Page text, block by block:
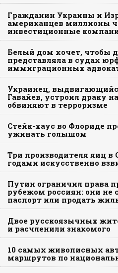
Гражданин Украины и
американцев миллионы
инвестиционные
Белый дом хочет, чтобы
представляла в судах
иммиграционных
Украинец,
Гавайев, устроил драку
обвиняют в терроризме
Стейк-хаус во Флориде
ужинать голышом
Три производителя яиц в
годами искусственно
Путин ограничил права
рубежом россиян: они не
паспорт или продать
Двое русскоязычных
и расчленили знакомого
10 самых живописных
маршрутов по